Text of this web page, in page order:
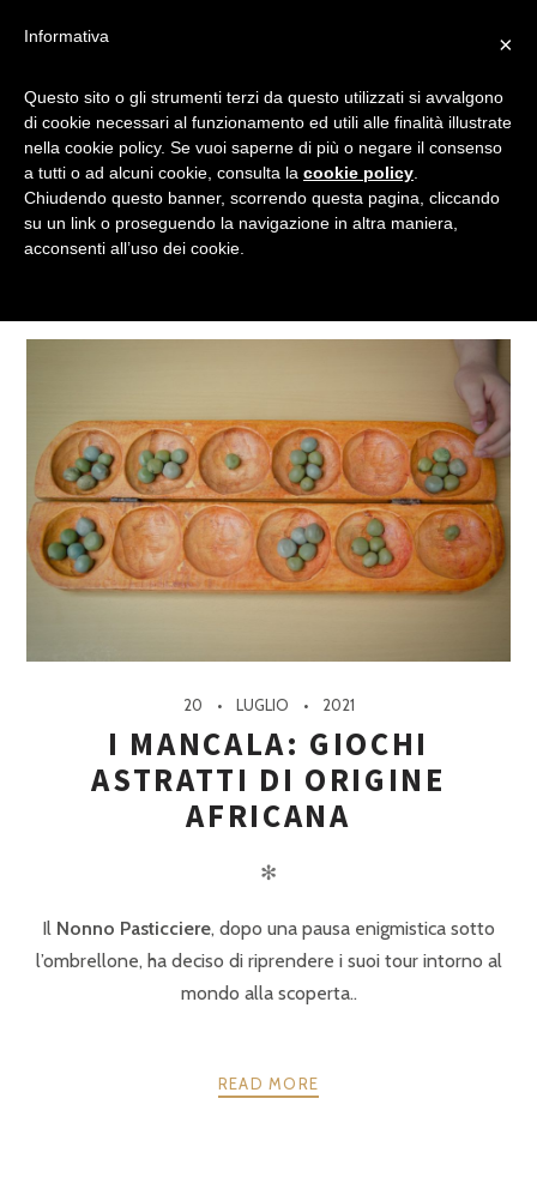
SEMI
Tagged
20 LUGLIO 2021
I MANCALA: GIOCHI
ASTRATTI DI ORIGINE
AFRICANA
✻
Il Nonno Pasticciere, dopo una pausa enigmistica sotto
l’ombrellone, ha deciso di riprendere i suoi tour intorno al
mondo alla scoperta..
READ MORE
×
Informativa
Questo sito o gli strumenti terzi da questo utilizzati si avvalgono
di cookie necessari al funzionamento ed utili alle finalità illustrate
nella cookie policy. Se vuoi saperne di più o negare il consenso
a tutti o ad alcuni cookie, consulta la cookie policy
Chiudendo questo banner, scorrendo questa pagina, cliccando
su un link o proseguendo la navigazione in altra maniera,
acconsenti all’uso dei cookie.